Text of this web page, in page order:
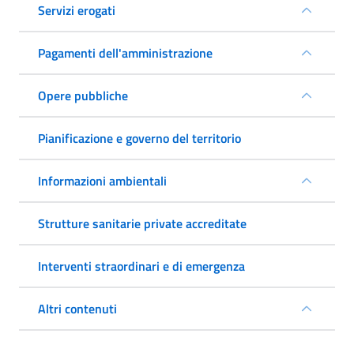
Servizi erogati
Pagamenti dell'amministrazione
Opere pubbliche
Pianificazione e governo del territorio
Informazioni ambientali
Strutture sanitarie private accreditate
Interventi straordinari e di emergenza
Altri contenuti